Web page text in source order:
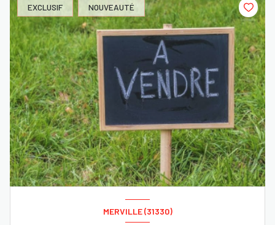
EXCLUSIF NOUVEAUTÉ
MERVILLE (31330)